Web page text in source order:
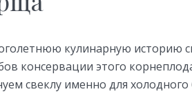
кулинарную историю
консервации этого
свеклу именно для